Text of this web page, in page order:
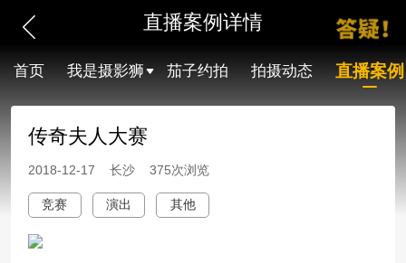
直播案例详情
首页 我是摄影狮 茄子约拍 拍摄动态 直播案例
传奇夫人大赛
2018-12-17 长沙 375次浏览
竞赛 演出 其他